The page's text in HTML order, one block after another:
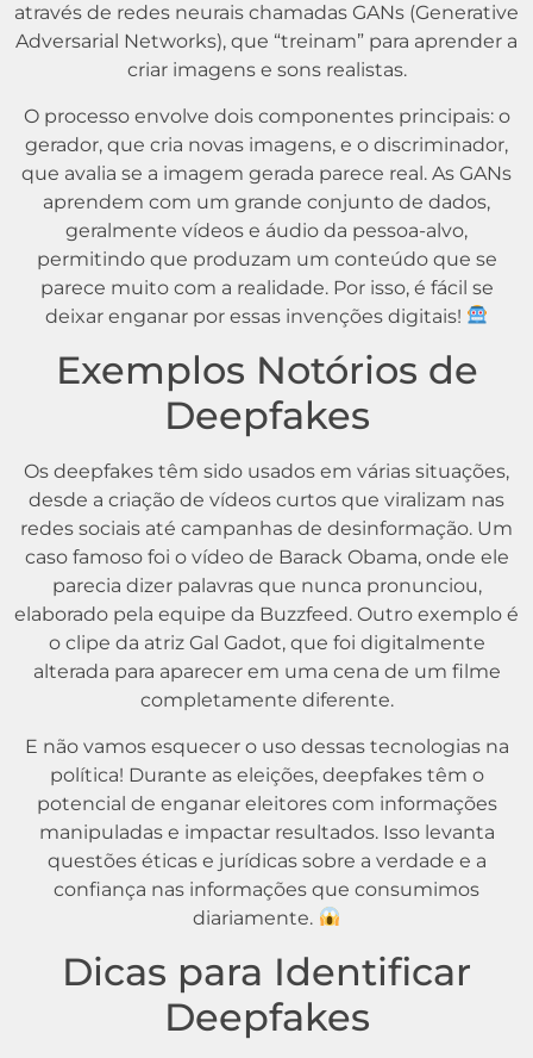
através de redes neurais chamadas GANs (Generative
Adversarial Networks), que “treinam” para aprender a
criar imagens e sons realistas.
O processo envolve dois componentes principais: o
gerador, que cria novas imagens, e o discriminador,
que avalia se a imagem gerada parece real. As GANs
aprendem com um grande conjunto de dados,
geralmente vídeos e áudio da pessoa-alvo,
permitindo que produzam um conteúdo que se
parece muito com a realidade. Por isso, é fácil se
deixar enganar por essas invenções digitais!
Exemplos Notórios de
Deepfakes
Os deepfakes têm sido usados em várias situações,
desde a criação de vídeos curtos que viralizam nas
redes sociais até campanhas de desinformação. Um
caso famoso foi o vídeo de Barack Obama, onde ele
parecia dizer palavras que nunca pronunciou,
elaborado pela equipe da Buzzfeed. Outro exemplo é
o clipe da atriz Gal Gadot, que foi digitalmente
alterada para aparecer em uma cena de um filme
completamente diferente.
E não vamos esquecer o uso dessas tecnologias na
política! Durante as eleições, deepfakes têm o
potencial de enganar eleitores com informações
manipuladas e impactar resultados. Isso levanta
questões éticas e jurídicas sobre a verdade e a
confiança nas informações que consumimos
diariamente.
Dicas para Identificar
Deepfakes